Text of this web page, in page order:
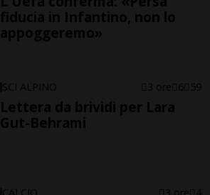
fiducia in Infantino, non lo
appoggeremo»
SCI ALPINO 3 ore 6 59
Lettera da brividi per Lara
Gut-Behrami